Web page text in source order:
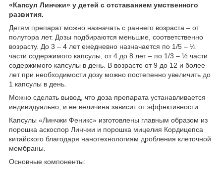
«Капсул Линчжи» у детей с отставанием умственного
развития.
Детям препарат можно назначать с раннего возраста – от
полутора лет. Дозы подбираются меньшие, соответственно
возрасту. До 3 – 4 лет ежедневно назначается по 1/5 – ¼
части содержимого капсулы, от 4 до 8 лет – по 1/3 – ½ части
содержимого капсулы в день. В возрасте от 9 до 12 и более
лет при необходимости дозу можно постепенно увеличить до
1 капсулы в день.
Можно сделать вывод, что доза препарата устанавливается
индивидуально, и ее величина зависит от эффективности.
Капсулы «Линчжи Феникс» изготовлены главным образом из
порошка аскоспор Линчжи и порошка мицелия Кордицепса
китайского благодаря нанотехнологиям дробления клеточной
мембраны.
Основные компоненты: